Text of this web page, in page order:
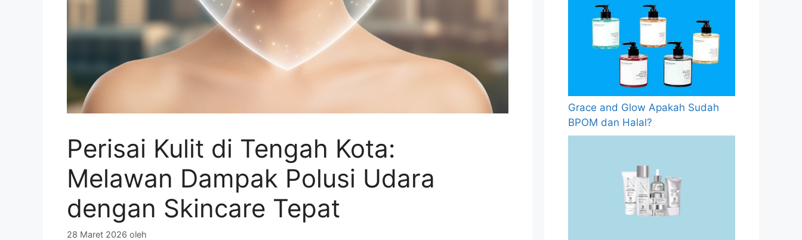
Perisai Kulit di Tengah Kota:
Melawan Dampak Polusi Udara
dengan Skincare Tepat
28 Maret 2026 oleh
Grace and Glow Apakah Sudah
BPOM dan Halal?